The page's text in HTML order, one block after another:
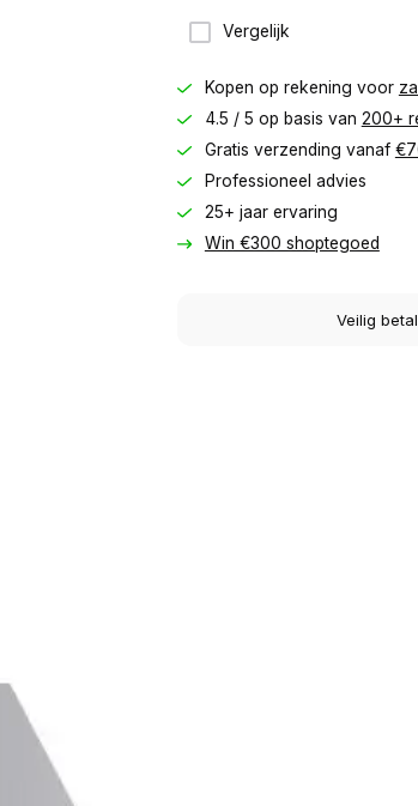
Vergelijk
Kopen op rekening voor
4.5 / 5 op basis van 200+
Gratis verzending vanaf
Professioneel advies
25+ jaar ervaring
Win €300 shoptegoed
Veilig